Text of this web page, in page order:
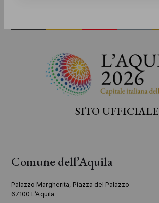
SITO UFFICIALE
Comune dell’Aquila
Palazzo Margherita, Piazza del Palazzo
67100 L’Aquila